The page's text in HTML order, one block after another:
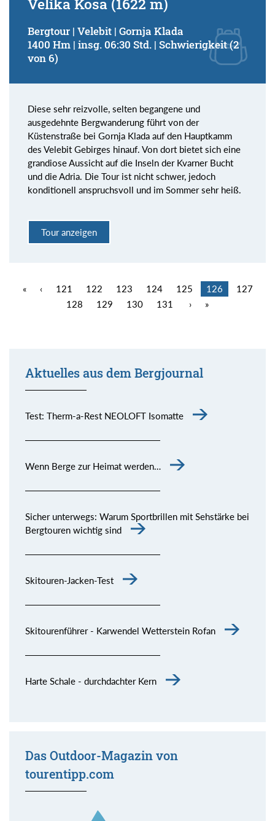
Velika Kosa (1622 m)
Bergtour | Velebit | Gornja Klada
1400 Hm | insg. 06:30 Std. | Schwierigkeit (2
von 6)
Diese sehr reizvolle, selten begangene und
ausgedehnte Bergwanderung führt von der
Küstenstraße bei Gornja Klada auf den Hauptkamm
des Velebit Gebirges hinauf. Von dort bietet sich eine
grandiose Aussicht auf die Inseln der Kvarner Bucht
und die Adria. Die Tour ist nicht schwer, jedoch
konditionell anspruchsvoll und im Sommer sehr heiß.
Tour anzeigen
« ‹ 121 122 123 124 125 126
127
128
129 130 131 › »
Aktuelles aus dem Bergjournal
Test: Therm-a-Rest NEOLOFT Isomatte
Wenn Berge zur Heimat werden…
Sicher unterwegs: Warum Sportbrillen mit Sehstärke bei
Bergtouren wichtig sind
Skitouren-Jacken-Test
Skitourenführer - Karwendel Wetterstein Rofan
Harte Schale - durchdachter Kern
Das Outdoor-Magazin von
tourentipp.com